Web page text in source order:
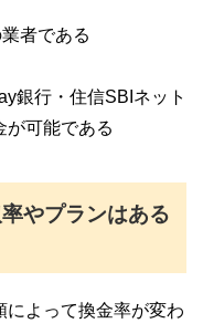
者である
銀行・住信SBIネット
が可能である
やプランはある
によって換金率が変わ